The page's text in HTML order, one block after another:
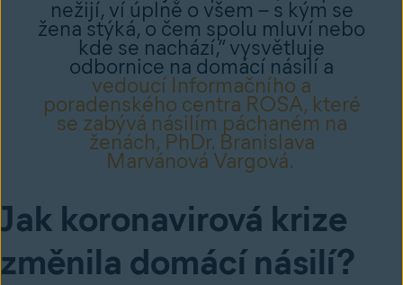
nežijí, ví úplně o všem – s kým se
žena stýká, o čem spolu mluví nebo
kde se nachází,” vysvětluje
odbornice na domácí násilí a
vedoucí Informačního a
poradenského centra ROSA, které
se zabývá násilím páchaném na
ženách, PhDr. Branislava
Marvánová Vargová.
Jak koronavirová krize
změnila domácí násilí?